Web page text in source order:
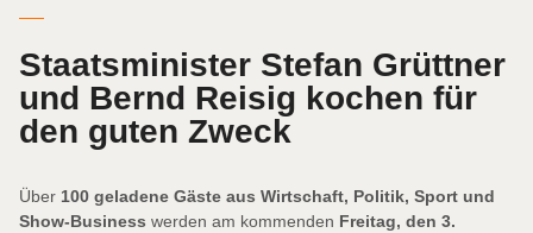
Staatsminister Stefan Grüttner
und Bernd Reisig kochen für
den guten Zweck
Über 100 geladene Gäste aus Wirtschaft, Politik, Sport und
Show-Business werden am kommenden Freitag, den 3.